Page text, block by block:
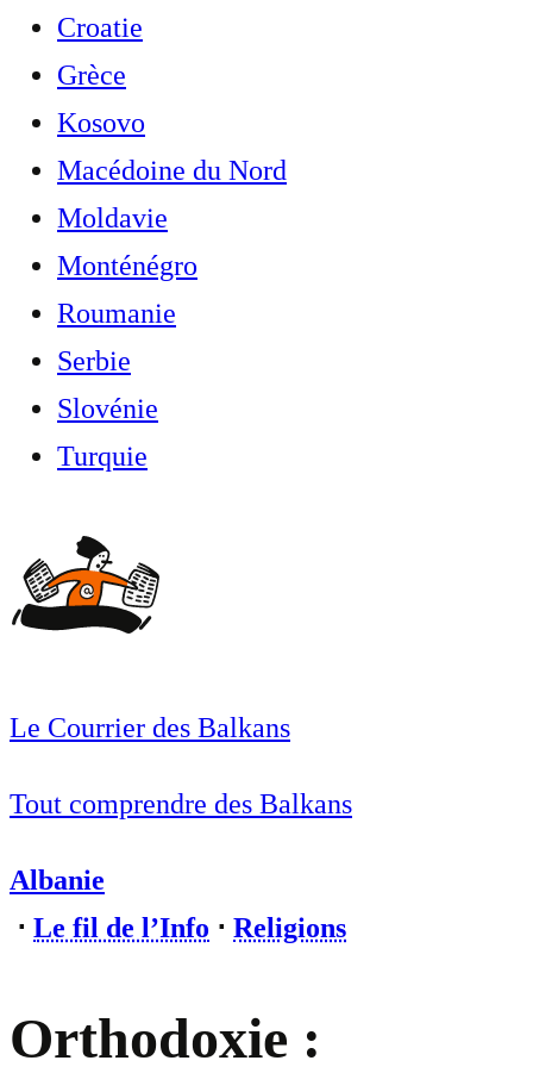
Croatie
Grèce
Kosovo
Macédoine du Nord
Moldavie
Monténégro
Roumanie
Serbie
Slovénie
Turquie
Le Courrier des Balkans
Tout comprendre des Balkans
Albanie
⋅ Le fil de l’Info ⋅ Religions
Orthodoxie :